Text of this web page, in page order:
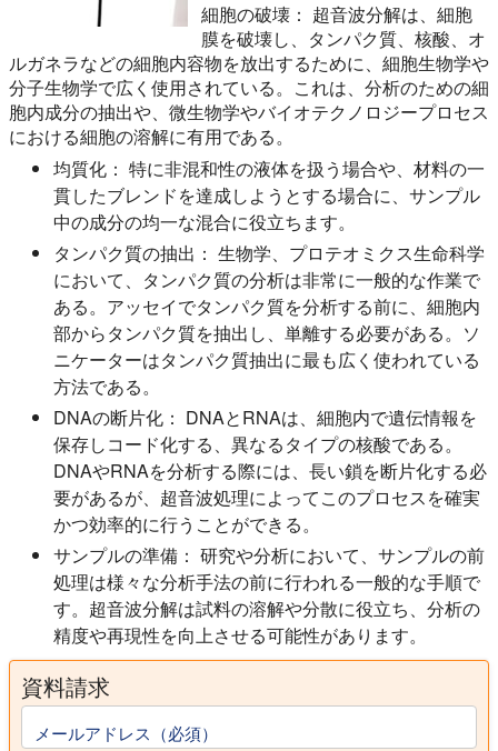
細胞の破壊： 超音波分解は、細胞
膜を破壊し、タンパク質、核酸、オ
ルガネラなどの細胞内容物を放出するために、細胞生物学や
分子生物学で広く使用されている。これは、分析のための細
胞内成分の抽出や、微生物学やバイオテクノロジープロセス
における細胞の溶解に有用である。
均質化： 特に非混和性の液体を扱う場合や、材料の一
貫したブレンドを達成しようとする場合に、サンプル
中の成分の均一な混合に役立ちます。
タンパク質の抽出： 生物学、プロテオミクス生命科学
において、タンパク質の分析は非常に一般的な作業で
ある。アッセイでタンパク質を分析する前に、細胞内
部からタンパク質を抽出し、単離する必要がある。ソ
ニケーターはタンパク質抽出に最も広く使われている
方法である。
DNAの断片化： DNAとRNAは、細胞内で遺伝情報を
保存しコード化する、異なるタイプの核酸である。
DNAやRNAを分析する際には、長い鎖を断片化する必
要があるが、超音波処理によってこのプロセスを確実
かつ効率的に行うことができる。
サンプルの準備： 研究や分析において、サンプルの前
処理は様々な分析手法の前に行われる一般的な手順で
す。超音波分解は試料の溶解や分散に役立ち、分析の
精度や再現性を向上させる可能性があります。
資料請求
メールアドレス（必須）